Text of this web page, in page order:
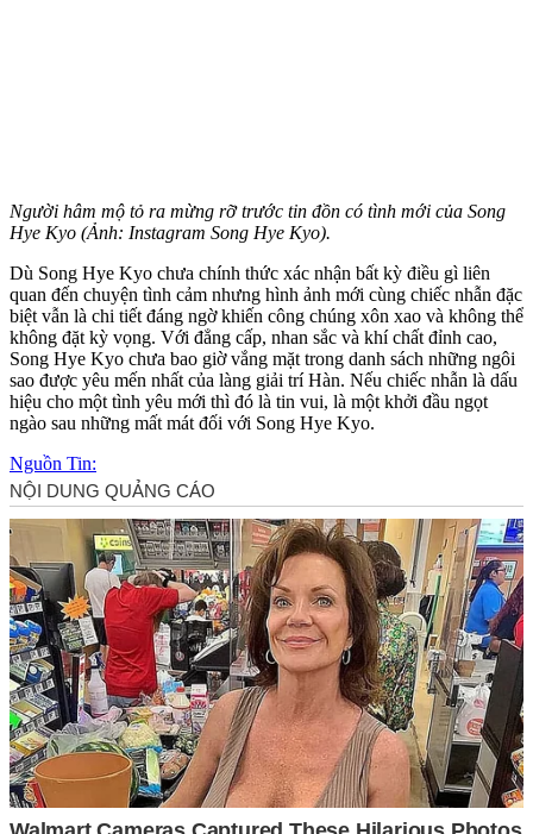
Người hâm mộ tỏ ra mừng rỡ trước tin đồn có tình mới của Song
Hye Kyo (Ảnh: Instagram Song Hye Kyo).
Dù Song Hye Kyo chưa chính thức xác nhận bất kỳ điều gì liên
quan đến chu‌yện tìn‌h cảm nhưng hình ảnh mới cùng chiếc nhẫn đặc
biệt vẫn là chi tiết đáng ngờ khiến công chúng xôn xao và không thể
không đặt kỳ vọng. Với đẳng cấp, nhan sắc và khí chất đỉnh cao,
Song Hye Kyo chưa bao giờ vắng mặt trong danh sách những ngôi
sao được yêu mến nhất của làng giải trí Hàn. Nếu chiếc nhẫn là dấu
hiệu cho một tình yêu mới thì đó là tin vui, là một khởi đầu ngọt
ngào sau những mất mát đối với Song Hye Kyo.
Nguồn Tin: